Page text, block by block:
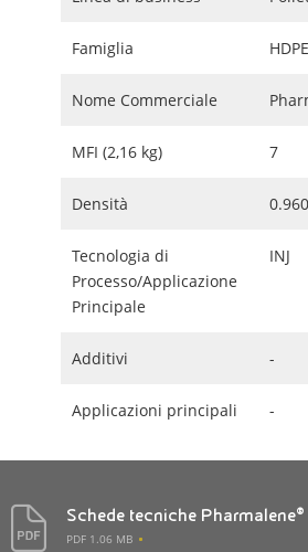
Famiglia HDPE
Nome Commerciale
MFI (2,16 kg) 7
Densità 0.960
Tecnologia di
Processo/Applicazione
Principale
INJ
Additivi -
Applicazioni principali -
Schede tecniche
PDF 1.06 MB